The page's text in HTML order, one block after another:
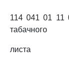
114 041 01 11
табачного
листа